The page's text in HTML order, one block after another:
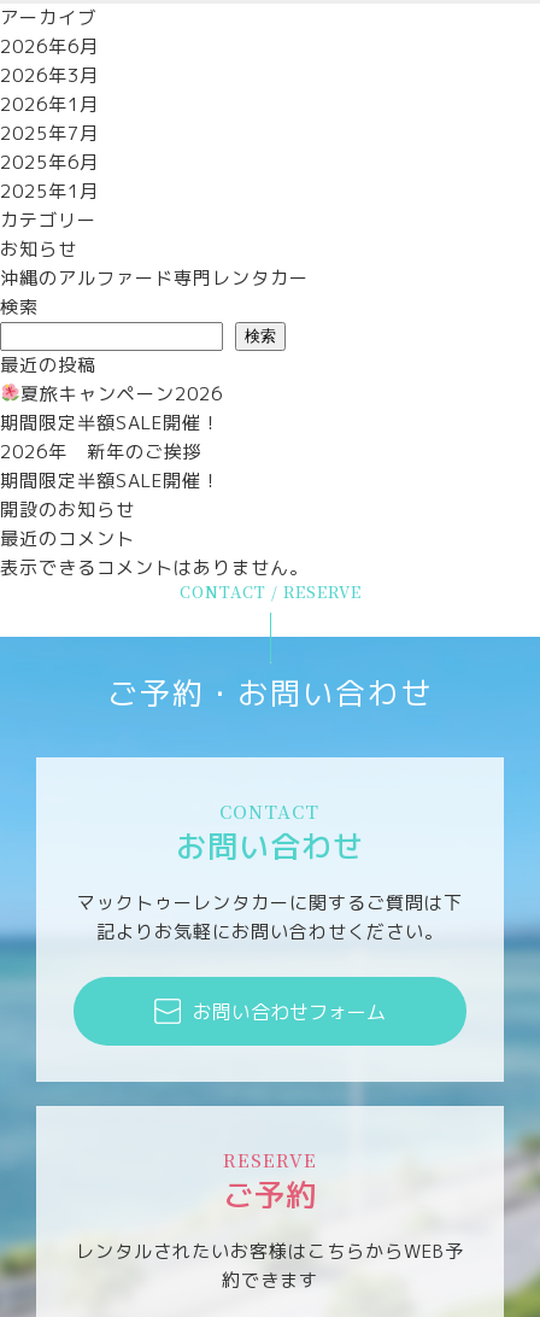
アーカイブ
2026年6月
2026年3月
2026年1月
2025年7月
2025年6月
2025年1月
カテゴリー
お知らせ
沖縄のアルファード専門レンタカー
検索
検索
最近の投稿
夏旅キャンペーン2026
期間限定半額SALE開催！
2026年 新年のご挨拶
期間限定半額SALE開催！
開設のお知らせ
最近のコメント
表示できるコメントはありません。
CONTACT / RESERVE
ご予約・お問い合わせ
CONTACT
お問い合わせ
マックトゥーレンタカーに関するご質問は下
記よりお気軽にお問い合わせください。
お問い合わせフォーム
RESERVE
ご予約
レンタルされたいお客様はこちらからWEB予
約できます